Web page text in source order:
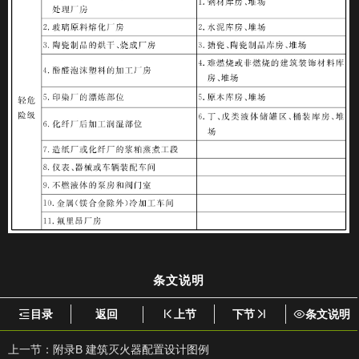
条文说明
目录 返回 上节 下节 条文说明
上一节： 附录B 建筑灭火器配置设计图例